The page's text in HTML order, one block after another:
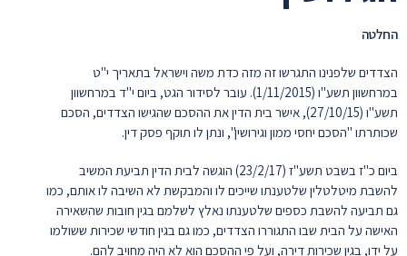
החלטה
הצדדים שלפנינו התגרשו זה מזה כדת משה וישראל בתאריך י"ט
במרחשוון תשע"ו (1/11/2015). עובר לסידור הגט, ביום י"ד במרחשוון
תשע"ו (27/10/15), אישר בית הדין את ההסכם שהגישו הצדדים, הסכם
שכותרתו "הסכם יחסי ממון וגירושין", ונתן לו תוקף פסק דין.
ביום כ"ז בשבט תשע"ז (23/2/17) הוגשה לבית הדין תביעת המשיב
להשבת מיטלטלין שלטענתו שייכים לו והמבקשת לא השיבה לו אותם, כמו
גם תביעה להשבת כספים שלטענתו נאלץ לשלמם בגין חובות שהשאירה
האישה על הבית שבו התגוררו הצדדים, כמו גם בגין חודשי שכירות ששולמו
על ידו, בגין שכירות דירה, ועל פי ההסכם הוא לא היה מחויב להם.